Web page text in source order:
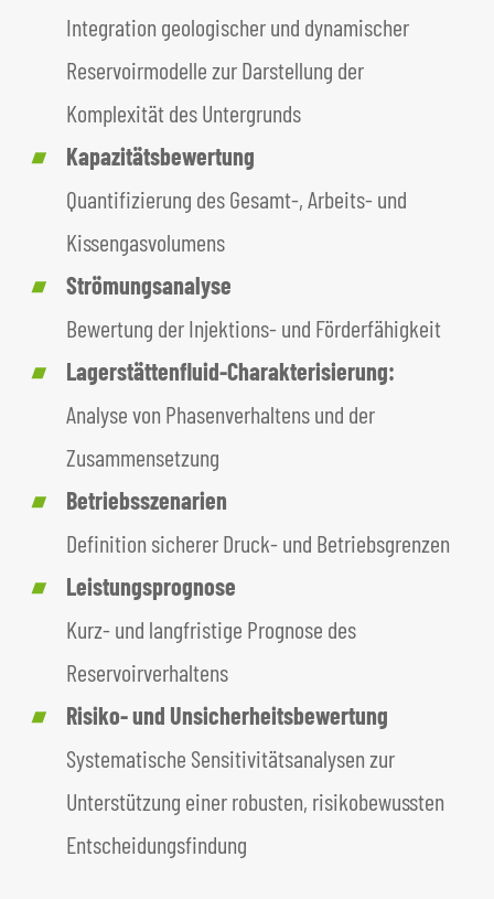
Integration geologischer und dynamischer
Reservoirmodelle zur Darstellung der
Komplexität des Untergrunds
Kapazitätsbewertung
Quantifizierung des Gesamt-, Arbeits- und
Kissengasvolumens
Strömungsanalyse
Bewertung der Injektions- und Förderfähigkeit
Lagerstättenfluid-Charakterisierung:
Analyse von Phasenverhaltens und der
Zusammensetzung
Betriebsszenarien
Definition sicherer Druck- und Betriebsgrenzen
Leistungsprognose
Kurz- und langfristige Prognose des
Reservoirverhaltens
Risiko- und Unsicherheitsbewertung
Systematische Sensitivitätsanalysen zur
Unterstützung einer robusten, risikobewussten
Entscheidungsfindung